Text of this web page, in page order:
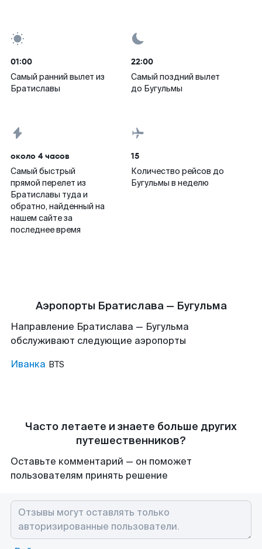
01:00
Самый ранний вылет из
Братиславы
22:00
Самый поздний вылет
до Бугульмы
около 4 часов
Самый быстрый
прямой перелет из
Братиславы туда и
обратно, найденный на
нашем сайте за
последнее время
15
Количество рейсов до
Бугульмы в неделю
Аэропорты Братислава — Бугульма
Направление Братислава — Бугульма
обслуживают следующие аэропорты
Иванка BTS
Часто летаете и знаете больше других
путешественников?
Оставьте комментарий — он поможет
пользователям принять решение